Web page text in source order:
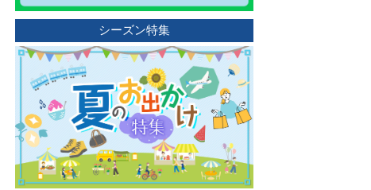
シーズン特集